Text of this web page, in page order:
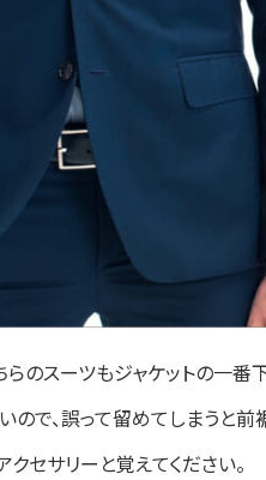
のスーツもジャケットの一番
で、誤って留めてしまうと
セサリーと覚えてください。